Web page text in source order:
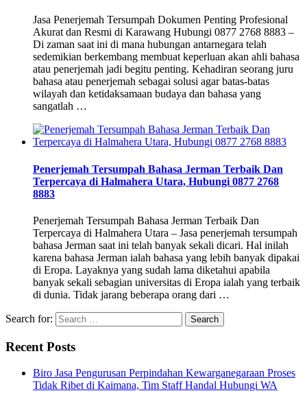
Jasa Penerjemah Tersumpah Dokumen Penting Profesional
Akurat dan Resmi di Karawang Hubungi 0877 2768 8883 –
Di zaman saat ini di mana hubungan antarnegara telah
sedemikian berkembang membuat keperluan akan ahli bahasa
atau penerjemah jadi begitu penting. Kehadiran seorang juru
bahasa atau penerjemah sebagai solusi agar batas-batas
wilayah dan ketidaksamaan budaya dan bahasa yang
sangatlah …
Penerjemah Tersumpah Bahasa Jerman Terbaik Dan
Terpercaya di Halmahera Utara, Hubungi 0877 2768
8883
Penerjemah Tersumpah Bahasa Jerman Terbaik Dan
Terpercaya di Halmahera Utara – Jasa penerjemah tersumpah
bahasa Jerman saat ini telah banyak sekali dicari. Hal inilah
karena bahasa Jerman ialah bahasa yang lebih banyak dipakai
di Eropa. Layaknya yang sudah lama diketahui apabila
banyak sekali sebagian universitas di Eropa ialah yang terbaik
di dunia. Tidak jarang beberapa orang dari …
Search for:
Recent Posts
Biro Jasa Pengurusan Perpindahan Kewarganegaraan Proses
Tidak Ribet di Kaimana, Tim Staff Handal Hubungi WA